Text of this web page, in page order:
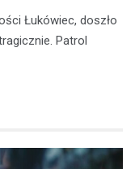
Łukówiec, doszło
Patrol